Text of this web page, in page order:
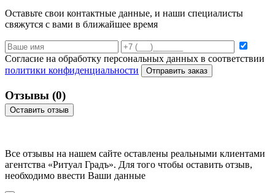
Оставьте свои контактные данные, и наши специалисты
свяжутся с вами в ближайшее время
Согласие на обработку персональных данных в соответствии
политики конфиденциальности
Отправить заказ
Отзывы (0)
Оставить отзыв
Все отзывы на нашем сайте оставлены реальными клиентами
агентства «Ритуал Градъ». Для того чтобы оставить отзыв,
необходимо ввести Ваши данные